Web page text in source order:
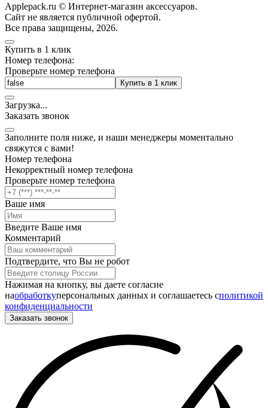
Applepack.ru © Интернет-магазин аксессуаров.
Cайт не является публичной офертой.
Все права защищены, 2026.
Купить в 1 клик
Номер телефона:
Проверьте номер телефона
Купить в 1 клик
Загрузка...
Заказать звонок
Заполните поля ниже, и наши менеджеры моментально
свяжутся с вами!
Номер телефона
Некорректный номер телефона
Проверьте номер телефона
Ваше имя
Введите Ваше имя
Комментарий
Подтвердите, что Вы не робот
Нажимая на кнопку, вы даете согласие
наобработкуперсональных данных и соглашаетесь cполитикой
конфиденциальности
Заказать звонок